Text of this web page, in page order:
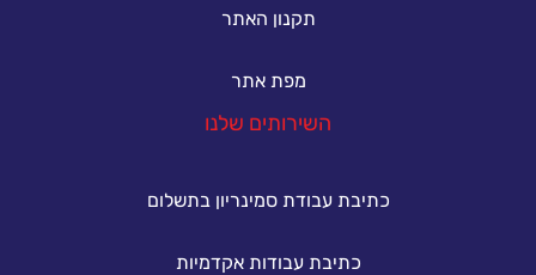
תקנון האתר
מפת אתר
השירותים שלנו
כתיבת עבודת סמינריון בתשלום
כתיבת עבודות אקדמיות